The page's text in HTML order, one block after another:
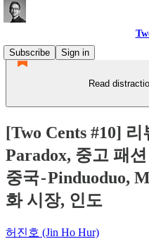
Subscribe
Sign in
Read
[Two Cents #10]
Paradox, 중고 패
중국 - Pinduoduo,
화 시장, 인도
허진호 (Jin Ho Hur)